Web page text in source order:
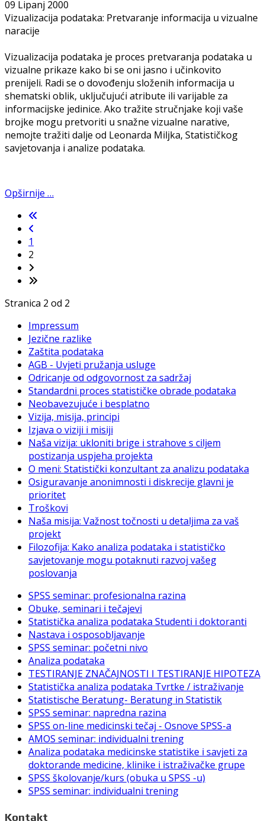
09 Lipanj 2000
Vizualizacija podataka: Pretvaranje informacija u vizualne
naracije
Vizualizacija podataka je proces pretvaranja podataka u
vizualne prikaze kako bi se oni jasno i učinkovito
prenijeli. Radi se o dovođenju složenih informacija u
shematski oblik, uključujući atribute ili varijable za
informacijske jedinice. Ako tražite stručnjake koji vaše
brojke mogu pretvoriti u snažne vizualne narative,
nemojte tražiti dalje od Leonarda Miljka, Statističkog
savjetovanja i analize podataka.
Opširnije …
1
2
Stranica 2 od 2
Impressum
Jezične razlike
Zaštita podataka
AGB - Uvjeti pružanja usluge
Odricanje od odgovornost za sadržaj
Standardni proces statističke obrade podataka
Neobavezujuće i besplatno
Vizija, misija, principi
Izjava o viziji i misiji
Naša vizija: ukloniti brige i strahove s ciljem
postizanja uspjeha projekta
O meni: Statistički konzultant za analizu podataka
Osiguravanje anonimnosti i diskrecije glavni je
prioritet
Troškovi
Naša misija: Važnost točnosti u detaljima za vaš
projekt
Filozofija: Kako analiza podataka i statističko
savjetovanje mogu potaknuti razvoj vašeg
poslovanja
SPSS seminar: profesionalna razina
Obuke, seminari i tečajevi
Statistička analiza podataka Studenti i doktoranti
Nastava i osposobljavanje
SPSS seminar: početni nivo
Analiza podataka
TESTIRANJE ZNAČAJNOSTI I TESTIRANJE HIPOTEZA
Statistička analiza podataka Tvrtke / istraživanje
Statistische Beratung- Beratung in Statistik
SPSS seminar: napredna razina
SPSS on-line medicinski tečaj - Osnove SPSS-a
AMOS seminar: individualni trening
Analiza podataka medicinske statistike i savjeti za
doktorande medicine, klinike i istraživačke grupe
SPSS školovanje/kurs (obuka u SPSS -u)
SPSS seminar: individualni trening
Kontakt